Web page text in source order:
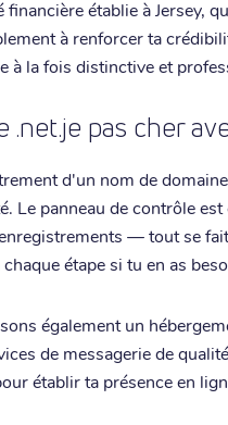
établie à Jersey,
à renforcer ta
à la fois distinctive et
.net.je pas cher
d'un nom de
Le panneau de contrôle
— tout se
étape si tu en as
également un
de messagerie de
établir ta présence en